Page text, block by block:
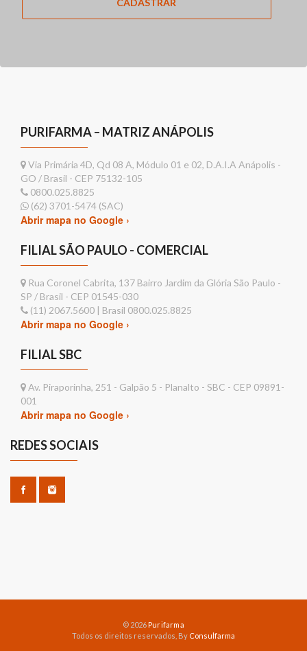
PURIFARMA – MATRIZ ANÁPOLIS
Via Primária 4D, Qd 08 A, Módulo 01 e 02, D.A.I.A Anápolis -
GO / Brasil - CEP 75132-105
0800.025.8825
(62) 3701-5474 (SAC)
Abrir mapa no Google ›
FILIAL SÃO PAULO - COMERCIAL
Rua Coronel Cabrita, 137 Bairro Jardim da Glória São Paulo -
SP / Brasil - CEP 01545-030
(11) 2067.5600 | Brasil 0800.025.8825
Abrir mapa no Google ›
FILIAL SBC
Av. Piraporinha, 251 - Galpão 5 - Planalto - SBC - CEP 09891-
001
Abrir mapa no Google ›
REDES SOCIAIS
© 2026 Purifarma
Todos os direitos reservados, By Consulfarma